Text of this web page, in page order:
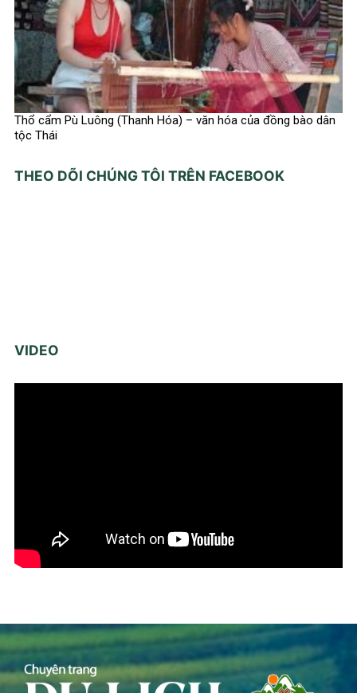
Thổ cẩm Pù Luông (Thanh Hóa) – văn hóa của đồng bào dân
tộc Thái
THEO DÕI CHÚNG TÔI TRÊN FACEBOOK
VIDEO